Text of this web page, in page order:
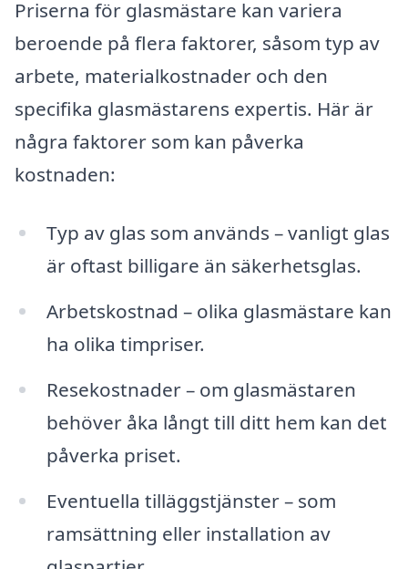
Priserna för glasmästare kan variera
beroende på flera faktorer, såsom typ av
arbete, materialkostnader och den
specifika glasmästarens expertis. Här är
några faktorer som kan påverka
kostnaden:
Typ av glas som används – vanligt glas
är oftast billigare än säkerhetsglas.
Arbetskostnad – olika glasmästare kan
ha olika timpriser.
Resekostnader – om glasmästaren
behöver åka långt till ditt hem kan det
påverka priset.
Eventuella tilläggstjänster – som
ramsättning eller installation av